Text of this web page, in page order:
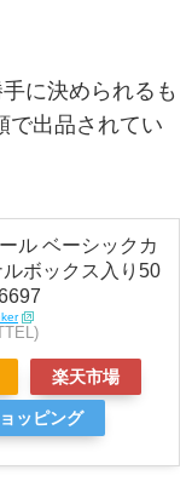
に決められるも
で出品されてい
ル ベーシックカ
ボックス入り50
楽天市場
ッピング